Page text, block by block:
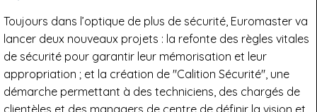
Toujours dans l’optique de plus de sécurité, Euromaster va
lancer deux nouveaux projets : la refonte des règles vitales
de sécurité pour garantir leur mémorisation et leur
appropriation ; et la création de "Calition Sécurité", une
démarche permettant à des techniciens, des chargés de
clientèles et des managers de centre de définir la vision et